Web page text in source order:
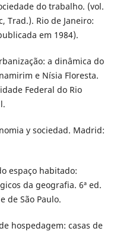
do trabalho. (vol.
Trad.). Rio de Janeiro:
em 1984).
a dinâmica do
e Nísia Floresta.
Federal do Rio
y sociedad. Madrid:
espaço habitado:
da geografia. 6ª ed.
de São Paulo.
hospedagem: casas de